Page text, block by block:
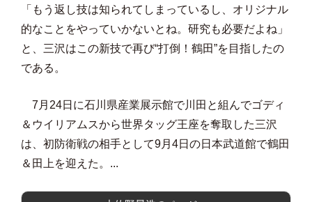
「もう返し技は知られてしまっているし、オリジナル
的なことをやっていかないとね。研究も必要だよね」
と、三沢はこの新技で再び“打倒！鶴田”を目指したの
である。
7月24日に石川県産業展示館で川田と組んでゴディ
＆ウイリアムスから世界タッグ王座を奪取した三沢
は、初防衛戦の相手として9月4日の日本武道館で鶴田
＆田上を迎えた。...